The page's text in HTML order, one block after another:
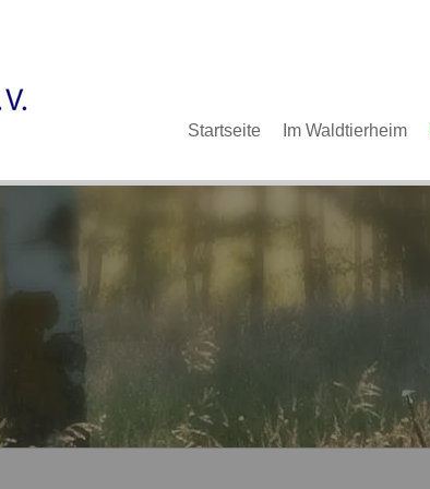
Navigation
überspringen
Startseite Im Waldtierheim